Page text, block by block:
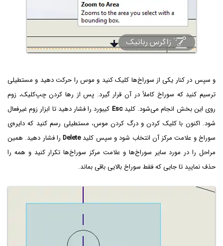
و سپس در کنار یکی از سوراخ‌ها کلیک کنید و موس را حرکت دهید و مستطیلی
ترسیم کنید که سوراخ کاملاً در آن قرار گیرد. پس از رها کردن چپ‌کلیک، زوم
روی این بخش انجام می‌شود. کلیدEsc کیبورد را فشار دهید تا ابزار زوم غیرفعال
شود. اکنون با کلیک کردن و درگ کردن موس، مستطیلی رسم کنید که دایره‌ی
سوراخ و علامت مرکز آن انتخاب شود و سپس کلیدDeleteرا فشار دهید. همین
مراحل را در مورد سایر سوراخ‌ها و علامت مرکز سوراخ‌ها تکرار کنید و همه را
حذف نمایید تا جایی که فقط سوراخ بالایی باقی بماند.